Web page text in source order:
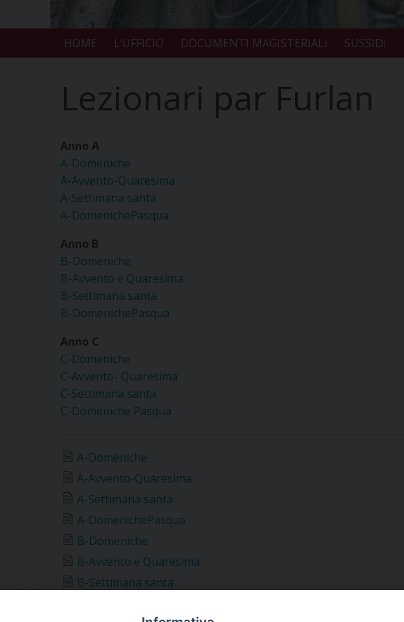
HOME L’UFFICIO DOCUMENTI MAGISTERIALI SUSSIDI
Lezionari par Furlan
Anno A
A-Domeniche
A-Avvento-Quaresima
A-Settimana santa
A-DomenichePasqua
Anno B
B-Domeniche
B-Avvento e Quaresima
B-Settimana santa
B-DomenichePasqua
Anno C
C-Domeniche
C-Avvento- Quaresima
C-Settimana santa
C-Domeniche Pasqua
A-Domeniche
A-Avvento-Quaresima
A-Settimana santa
A-DomenichePasqua
B-Domeniche
B-Avvento e Quaresima
B-Settimana santa